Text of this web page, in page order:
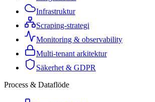
Infrastruktur
Scraping-strategi
Monitoring & observability
Multi-tenant arkitektur
Säkerhet & GDPR
Process & Dataflöde